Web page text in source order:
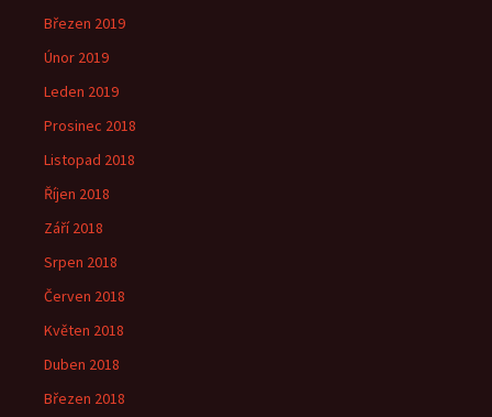
Březen 2019
Únor 2019
Leden 2019
Prosinec 2018
Listopad 2018
Říjen 2018
Září 2018
Srpen 2018
Červen 2018
Květen 2018
Duben 2018
Březen 2018